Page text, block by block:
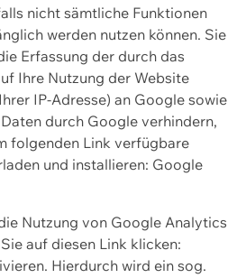
nicht sämtliche Funktionen
werden nutzen können. Sie
Erfassung der durch das
Ihre Nutzung der Website
IP-Adresse) an Google sowie
durch Google verhindern,
folgenden Link verfügbare
und installieren: Google
Nutzung von Google Analytics
auf diesen Link klicken:
Hierdurch wird ein sog.